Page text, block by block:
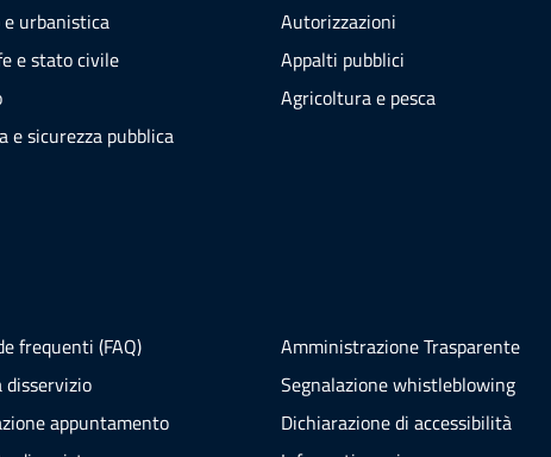
e urbanistica
e stato civile
e sicurezza pubblica
Autorizzazioni
Appalti pubblici
Agricoltura e pesca
frequenti (FAQ)
disservizio
appuntamento
Amministrazione Trasparente
Segnalazione whistleblowing
Dichiarazione di accessibilità